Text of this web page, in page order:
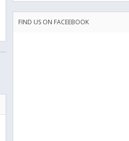
FIND US ON FACEEBOOK